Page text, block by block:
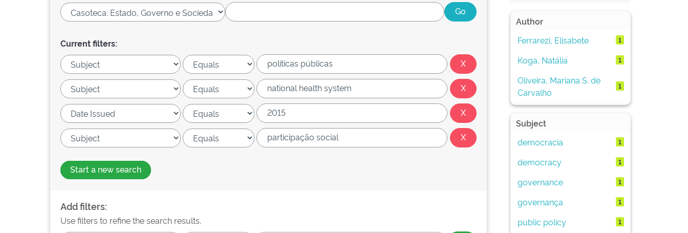
Current filters:
Start a new search
Add filters:
Use filters to refine the search results.
Author
Ferrarezi, Elisabete
1
Koga, Natália 1
Oliveira, Mariana S. de
Carvalho
1
Subject
democracia
1
democracy 1
governance 1
governança 1
public policy 1